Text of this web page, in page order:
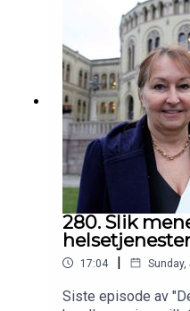
280. Slik
17:04 |
Siste episode av